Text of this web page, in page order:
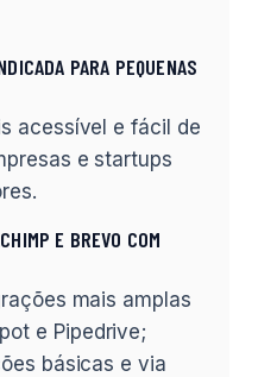
PARA PEQUENAS
acessível e fácil de
e startups
E BREVO COM
mais amplas
e Pipedrive;
básicas e via